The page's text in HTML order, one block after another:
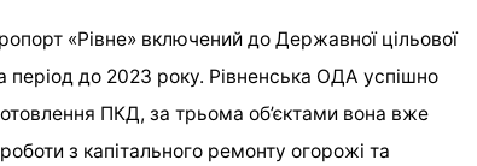
«Рівне» включений до Державної цільової
період до 2023 року. Рівненська ОДА успішно
ПКД, за трьома об’єктами вона вже
з капітального ремонту огорожі та